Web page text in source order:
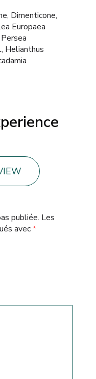
Dimenticone,
Europaea
Helianthus
publiée. Les
avec*